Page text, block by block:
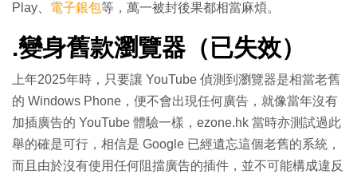
Play、 電子銀包等，萬一被封後果都相當麻煩。
.變身舊款瀏覽器（已失效）
上年2025年時，只要讓 YouTube 偵測到瀏覽器是相當老舊
的 Windows Phone，便不會出現任何廣告，就像當年沒有
加插廣告的 YouTube 體驗一樣，ezone.hk 當時亦測試過此
舉的確是可行，相信是 Google 已經遺忘這個老舊的系統，
而且由於沒有使用任何阻擋廣告的插件，並不可能構成違反